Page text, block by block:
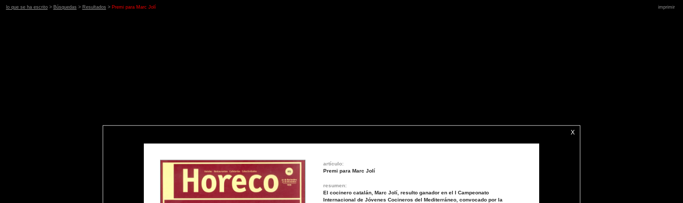
lo que se ha escrito> Búsquedas > Resultados > Premi para Marc Jolí imprimir
X
artículo:
Premi para Marc Jolí
resumen:
El cocinero catalán, Marc Jolí, resulto ganador en el I Campeonato
Internacional de Jóvenes Cocineros del Mediterráneo, convocado por la